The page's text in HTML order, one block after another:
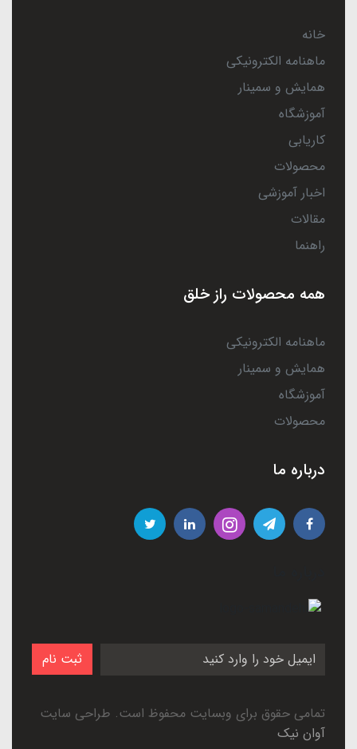
خانه
ماهنامه الکترونیکی
همایش و سمینار
آموزشگاه
کاریابی
محصولات
اخبار آموزشی
مقالات
راهنما
همه محصولات راز خلق
ماهنامه الکترونیکی
همایش و سمینار
آموزشگاه
محصولات
درباره ما
ثبت نام
تمامی حقوق برای وبسایت محفوظ است. طراحی سایت
آوان نیک